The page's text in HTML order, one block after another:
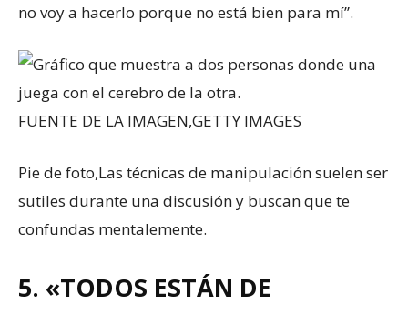
no voy a hacerlo porque no está bien para mí”.
FUENTE DE LA IMAGEN,GETTY IMAGES
Pie de foto,Las técnicas de manipulación suelen ser
sutiles durante una discusión y buscan que te
confundas mentalemente.
5. «TODOS ESTÁN DE